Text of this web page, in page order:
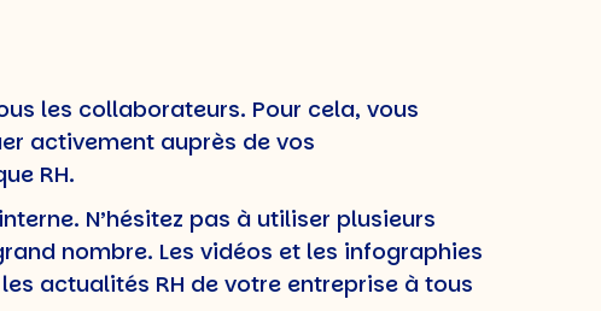
les collaborateurs. Pour cela, vous
activement auprès de vos
RH.
N’hésitez pas à utiliser plusieurs
nombre. Les vidéos et les infographies
actualités RH de votre entreprise à tous